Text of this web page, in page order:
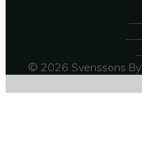
© 2026 Svenssons